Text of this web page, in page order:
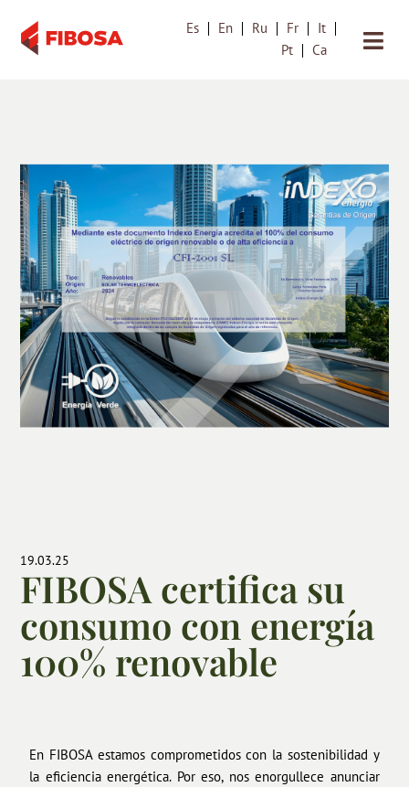
Saltar
Es En Ru Fr
It
Pt
Ca
19.03.25
FIBOSA certifica su
consumo con energía
100% renovable
En FIBOSA estamos comprometidos con la sostenibilidad y
la eficiencia energética. Por eso, nos enorgullece anunciar